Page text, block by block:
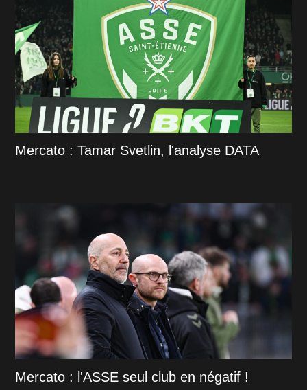
Mercato : Tamar Svetlin, l'analyse DATA
Mercato : l'ASSE seul club en négatif !